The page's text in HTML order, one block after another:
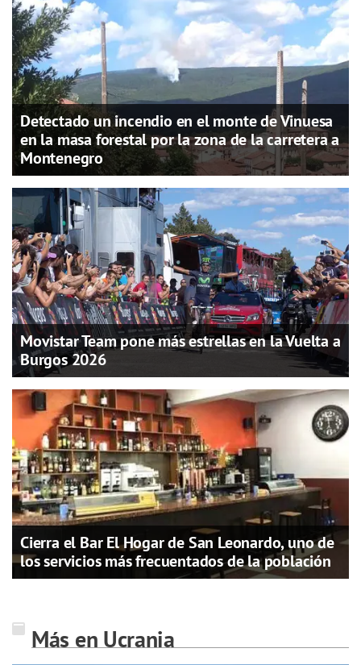
Detectado un incendio en el monte de Vinuesa
en la masa forestal por la zona de la carretera a
Montenegro
Movistar Team pone más estrellas en la Vuelta a
Burgos 2026
Cierra el Bar El Hogar de San Leonardo, uno de
los servicios más frecuentados de la población
Más en Ucrania